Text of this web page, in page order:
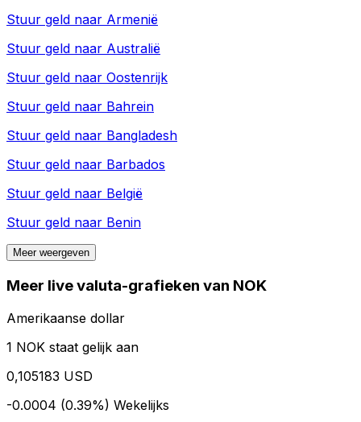
Stuur geld naar Armenië
Stuur geld naar Australië
Stuur geld naar Oostenrijk
Stuur geld naar Bahrein
Stuur geld naar Bangladesh
Stuur geld naar Barbados
Stuur geld naar België
Stuur geld naar Benin
Meer weergeven
Meer live valuta-grafieken van NOK
Amerikaanse dollar
1 NOK staat gelijk aan
0,105183 USD
-0.0004 (0.39%) Wekelijks